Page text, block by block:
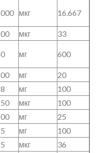
мкг 16.667
мкг
33
мг 600
мг
20
мг
100
мкг
100
мг
25
мг
100
мкг
36